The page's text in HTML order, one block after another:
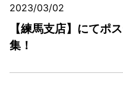
2023/03/02
【練馬支店】にてポ
集！